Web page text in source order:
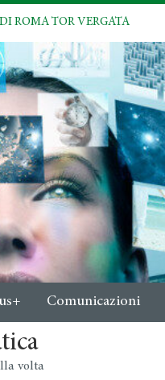
ROMA TOR VERGATA
Comunicazioni
volta